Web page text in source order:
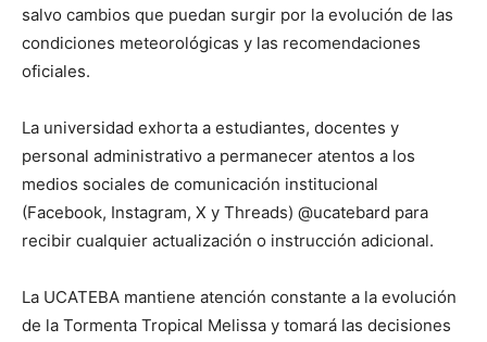
salvo cambios que puedan surgir por la evolución de las
condiciones meteorológicas y las recomendaciones
oficiales.
La universidad exhorta a estudiantes, docentes y
personal administrativo a permanecer atentos a los
medios sociales de comunicación institucional
(Facebook, Instagram, X y Threads) @ucatebard para
recibir cualquier actualización o instrucción adicional.
La UCATEBA mantiene atención constante a la evolución
de la Tormenta Tropical Melissa y tomará las decisiones